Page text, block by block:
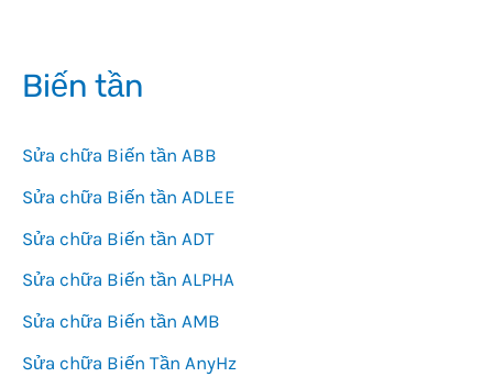
Biến tần
Sửa chữa Biến tần ABB
Sửa chữa Biến tần ADLEE
Sửa chữa Biến tần ADT
Sửa chữa Biến tần ALPHA
Sửa chữa Biến tần AMB
Sửa chữa Biến Tần AnyHz